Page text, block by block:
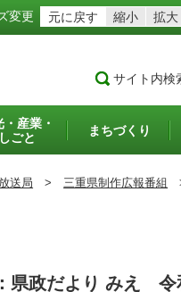
変更 元に戻す 縮小 拡大
サイト内検
・産業・
しごと
まちづくり
送局 > 三重県制作広報番組
県政だより みえ 令